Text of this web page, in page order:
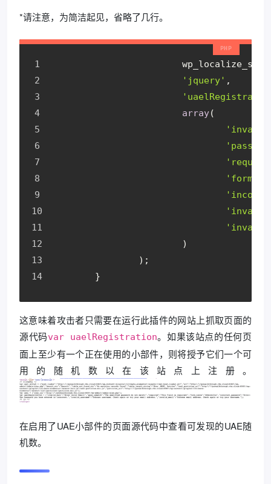
*请注意，为简洁起见，省略了几行。
'jquery' ,
array(
			)
		);
	}
这意味着攻击者只需要在运行此插件的网站上抓取页面的
源代码var uaelRegistration。如果该站点的任何页
面上至少有一个正在使用的小部件，则将授予它们一个可
用的随机数以在该站点上注册。
在启用了UAE小部件的页面源代码中查看可发现的UAE随
机数。